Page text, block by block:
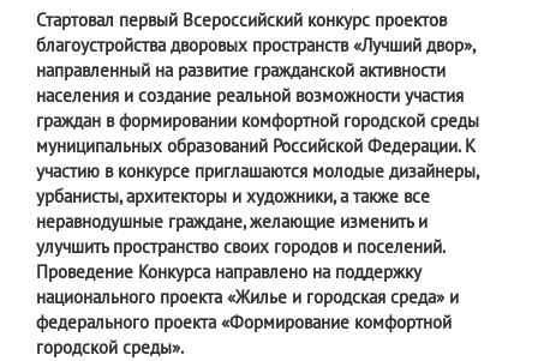
Стартовал первый Всероссийский конкурс проектов
благоустройства дворовых пространств «Лучший двор»,
направленный на развитие гражданской активности
населения и создание реальной возможности участия
граждан в формировании комфортной городской среды
муниципальных образований Российской Федерации. К
участию в конкурсе приглашаются молодые дизайнеры,
урбанисты, архитекторы и художники, а также все
неравнодушные граждане, желающие изменить и
улучшить пространство своих городов и поселений.
Проведение Конкурса направлено на поддержку
национального проекта «Жилье и городская среда» и
федерального проекта «Формирование комфортной
городской среды».